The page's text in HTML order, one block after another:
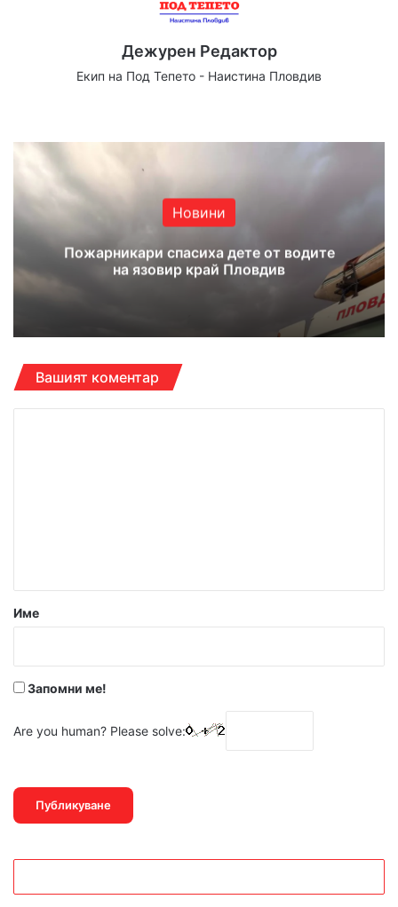
Дежурен Редактор
Екип на Под Тепето - Наистина Пловдив
Новини
Пожарникари спасиха дете от водите
на язовир край Пловдив
Вашият коментар
р
Име
Запомни ме!
Are you human? Please solve: